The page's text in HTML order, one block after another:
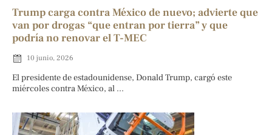
Trump carga contra México de nuevo; advierte que
van por drogas “que entran por tierra” y que
podría no renovar el T-MEC
10 junio, 2026
El presidente de estadounidense, Donald Trump, cargó este
miércoles contra México, al ...